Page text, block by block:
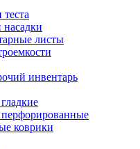
листы
инвентарь
коврики